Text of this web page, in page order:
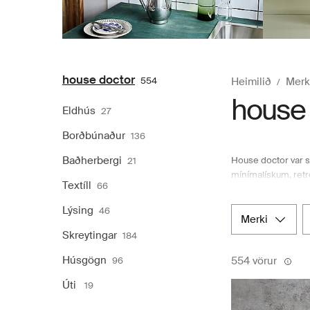
house doctor 554
Eldhús 27
Borðbúnaður 136
Baðherbergi 21
Textíll 66
Lýsing 46
Skreytingar 184
Húsgögn 96
Úti 19
Heimilið
House doctor var
mínímalískum,
Boozt.com upp á
að versla á
úr safni House
merki
554 vörur